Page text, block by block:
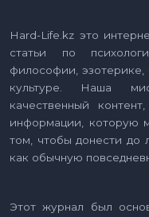
Hard-Life.kz это
статьи по
философии,
культуре. Наша
качественный
информации, которую
том, чтобы донести до
как обычную
Этот журнал был